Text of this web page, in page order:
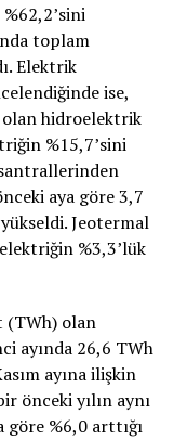
toplam
Elektrik
ise,
olan hidroelektrik
%15,7’sini
aya göre 3,7
Jeotermal
%3,3’lük
(TWh) olan
ayında 26,6 TWh
ayına ilişkin
önceki yılın aynı
%6,0 arttığı